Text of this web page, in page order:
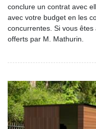
conclure un contrat avec
avec votre budget en les
concurrentes. Si vous
offerts par M. Mathurin.